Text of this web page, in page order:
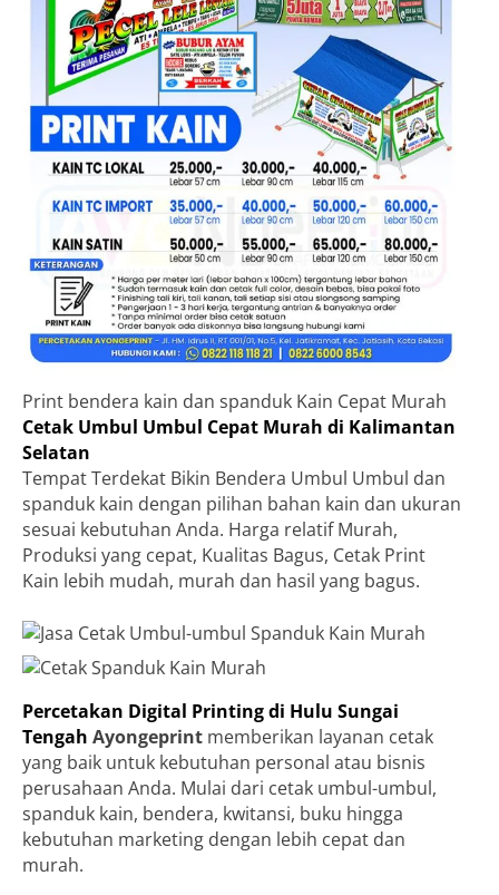
Print bendera kain dan spanduk Kain Cepat Murah
Cetak Umbul Umbul Cepat Murah di Kalimantan
Selatan
Tempat Terdekat Bikin Bendera Umbul Umbul dan
spanduk kain dengan pilihan bahan kain dan ukuran
sesuai kebutuhan Anda. Harga relatif Murah,
Produksi yang cepat, Kualitas Bagus, Cetak Print
Kain lebih mudah, murah dan hasil yang bagus.
Percetakan Digital Printing di Hulu Sungai
Tengah Ayongeprint memberikan layanan cetak
yang baik untuk kebutuhan personal atau bisnis
perusahaan Anda. Mulai dari cetak umbul-umbul,
spanduk kain, bendera, kwitansi, buku hingga
kebutuhan marketing dengan lebih cepat dan
murah.